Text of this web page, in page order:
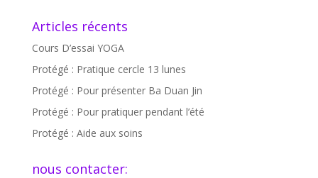
Articles récents
Cours D’essai YOGA
Protégé : Pratique cercle 13 lunes
Protégé : Pour présenter Ba Duan Jin
Protégé : Pour pratiquer pendant l’été
Protégé : Aide aux soins
nous contacter: